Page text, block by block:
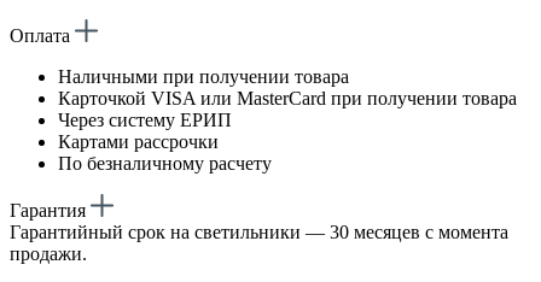
Оплата
Наличными при получении товара
Карточкой VISA или MasterCard при получении товара
Через систему ЕРИП
Картами рассрочки
По безналичному расчету
Гарантия
Гарантийный срок на светильники — 30 месяцев с момента
продажи.